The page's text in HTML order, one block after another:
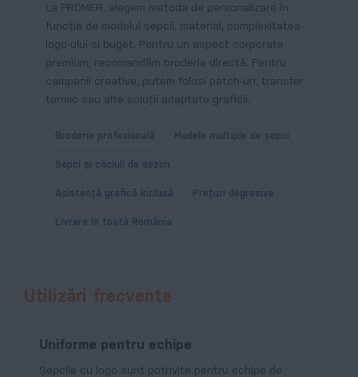
La PROMER, alegem metoda de personalizare în
funcție de modelul șepcii, material, complexitatea
logo-ului și buget. Pentru un aspect corporate
premium, recomandăm broderia directă. Pentru
campanii creative, putem folosi patch-uri, transfer
termic sau alte soluții adaptate graficii.
Broderie profesională Modele multiple de șepci
Șepci și căciuli de sezon
Asistență grafică inclusă Prețuri degresive
Livrare în toată România
Utilizări frecvente
Uniforme pentru echipe
Șepcile cu logo sunt potrivite pentru echipe de